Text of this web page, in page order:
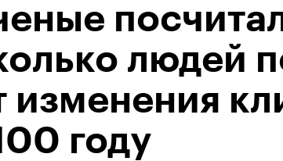
людей
изменения
году